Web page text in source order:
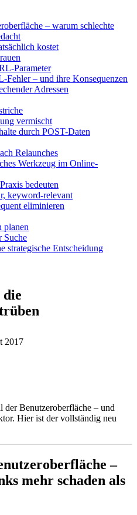
– warum schlechte
kostet
Parameter
Fehler – und ihre Konsequenzen
Adressen
vermischt
durch POST-Daten
Relaunches
Werkzeug im Online-
bedeuten
keyword-relevant
eliminieren
planen
Suche
strategische Entscheidung
die
2017
der Benutzeroberfläche – und
Hier ist der vollständig neu
–
mehr schaden als